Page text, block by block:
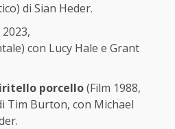
di Sian Heder.
con Lucy Hale e Grant
porcello(Film 1988,
Tim Burton, con Michael